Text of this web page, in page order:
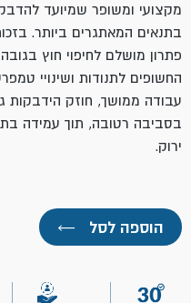
מקצועי ומשופר שמיועד
בתנאים המאתגרים ביותר.
פתרון מושלם לחיפוי חוץ
החשופים לתנודות ושינויי
עבודה ממושך, חוזק הידבקות
בסביבה רטובה, תוך עמידה
ירוק.
הוספה לסל ←